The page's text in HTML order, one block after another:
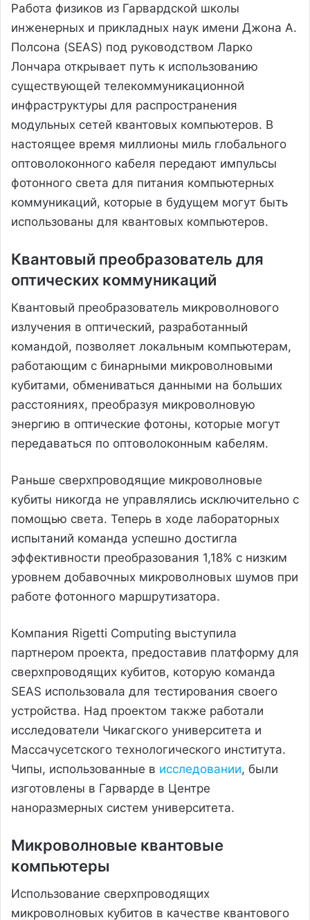
Работа физиков из Гарвардской школы
инженерных и прикладных наук имени Джона А.
Полсона (SEAS) под руководством Ларко
Лончара открывает путь к использованию
существующей телекоммуникационной
инфраструктуры для распространения
модульных сетей квантовых компьютеров. В
настоящее время миллионы миль глобального
оптоволоконного кабеля передают импульсы
фотонного света для питания компьютерных
коммуникаций, которые в будущем могут быть
использованы для квантовых компьютеров.
Квантовый преобразователь для
оптических коммуникаций
Квантовый преобразователь микроволнового
излучения в оптический, разработанный
командой, позволяет локальным компьютерам,
работающим с бинарными микроволновыми
кубитами, обмениваться данными на больших
расстояниях, преобразуя микроволновую
энергию в оптические фотоны, которые могут
передаваться по оптоволоконным кабелям.
Раньше сверхпроводящие микроволновые
кубиты никогда не управлялись исключительно с
помощью света. Теперь в ходе лабораторных
испытаний команда успешно достигла
эффективности преобразования 1,18% с низким
уровнем добавочных микроволновых шумов при
работе фотонного маршрутизатора.
Компания Rigetti Computing выступила
партнером проекта, предоставив платформу для
сверхпроводящих кубитов, которую команда
SEAS использовала для тестирования своего
устройства. Над проектом также работали
исследователи Чикагского университета и
Массачусетского технологического института.
Чипы, использованные в исследовании, были
изготовлены в Гарварде в Центре
наноразмерных систем университета.
Микроволновые квантовые
компьютеры
Использование сверхпроводящих
микроволновых кубитов в качестве квантового